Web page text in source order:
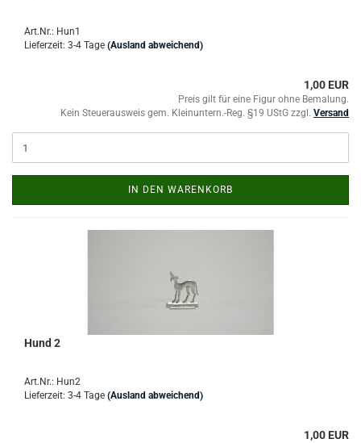
Art.Nr.: Hun1
Lieferzeit: 3-4 Tage (Ausland abweichend)
1,00 EUR
Preis gilt für eine Figur ohne Bemalung.
Kein Steuerausweis gem. Kleinuntern.-Reg. §19 UStG zzgl. Versand
IN DEN WARENKORB
Hund 2
Art.Nr.: Hun2
Lieferzeit: 3-4 Tage (Ausland abweichend)
1,00 EUR